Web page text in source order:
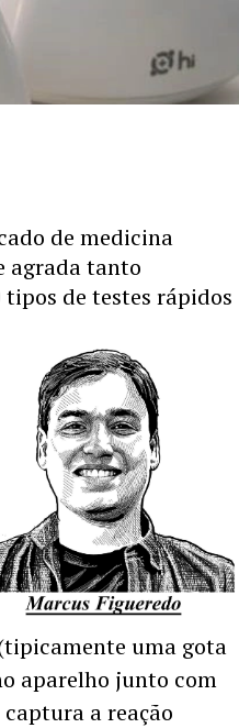
de medicina
agrada tanto
de testes rápidos
uma gota
aparelho junto com
a reação